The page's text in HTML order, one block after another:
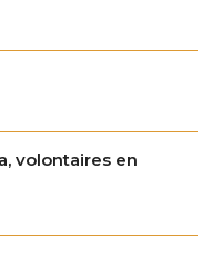
volontaires en